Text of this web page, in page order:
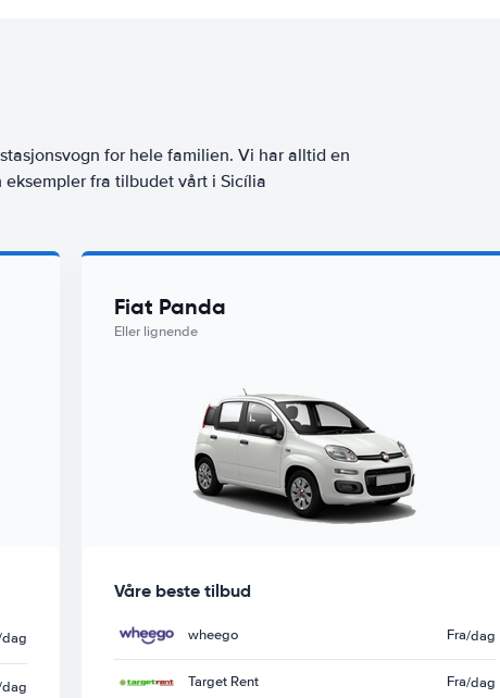
for hele familien. Vi har alltid en
fra tilbudet vårt i Sicília
Fiat Panda
Eller lignende
Våre beste tilbud
wheego Fra/dag
Target Rent Fra/dag